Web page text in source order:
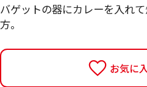
バゲットの器にカレーを入れ
方。
お気に